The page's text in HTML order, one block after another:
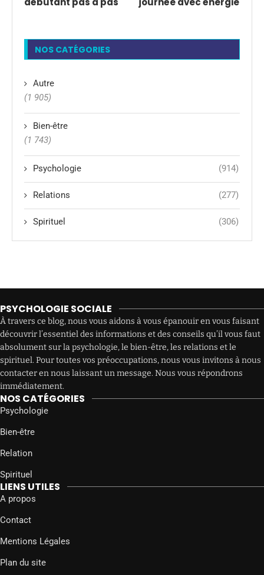
NOS CATÉGORIES
Autre
(1 905)
Bien-être
(1 743)
Psychologie (914)
Relations (277)
Spirituel (306)
PSYCHOLOGIE SOCIALE
À travers ce blog, nous vous aidons à vous épanouir en vous faisant
découvrir l’essentiel des informations et des conseils qu’il vous faut
absolument sur la psychologie, le bien-être, les relations et le
spirituel. Pour toutes vos préoccupations, nous vous invitons à nous
contacter en nous laissant un message. Nous vous répondrons
immédiatement.
NOS CATÉGORIES
Psychologie
Bien-être
Relation
Spirituel
LIENS UTILES
A propos
Contact
Mentions Légales
Plan du site